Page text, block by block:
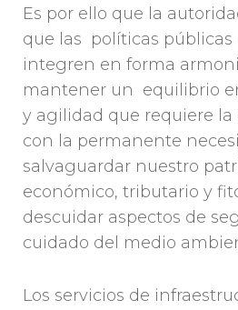
Es por ello que la
que las políticas públicas
integren en forma
mantener un equilibrio
y agilidad que requiere la
con la permanente
salvaguardar nuestro
económico, tributario y
descuidar aspectos de
cuidado del medio
Los servicios de